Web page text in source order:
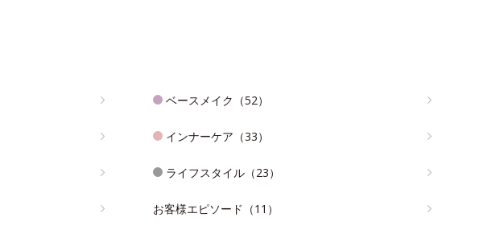
ベースメイク（52）
インナーケア（33）
ライフスタイル（23）
お客様エピソード（11）